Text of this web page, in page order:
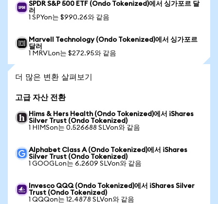
SPDR S&P 500 ETF (Ondo Tokenized)에서 싱가포르 달
러
1 SPYon는 $990.26와 같음
Marvell Technology (Ondo Tokenized)에서 싱가포르
달러
1 MRVLon는 $272.95와 같음
더 많은 변환 살펴보기
고급 자산 전환
Hims & Hers Health (Ondo Tokenized)에서 iShares
Silver Trust (Ondo Tokenized)
1 HIMSon는 0.526688 SLVon와 같음
Alphabet Class A (Ondo Tokenized)에서 iShares
Silver Trust (Ondo Tokenized)
1 GOOGLon는 6.2609 SLVon와 같음
Invesco QQQ (Ondo Tokenized)에서 iShares Silver
Trust (Ondo Tokenized)
1 QQQon는 12.4878 SLVon와 같음